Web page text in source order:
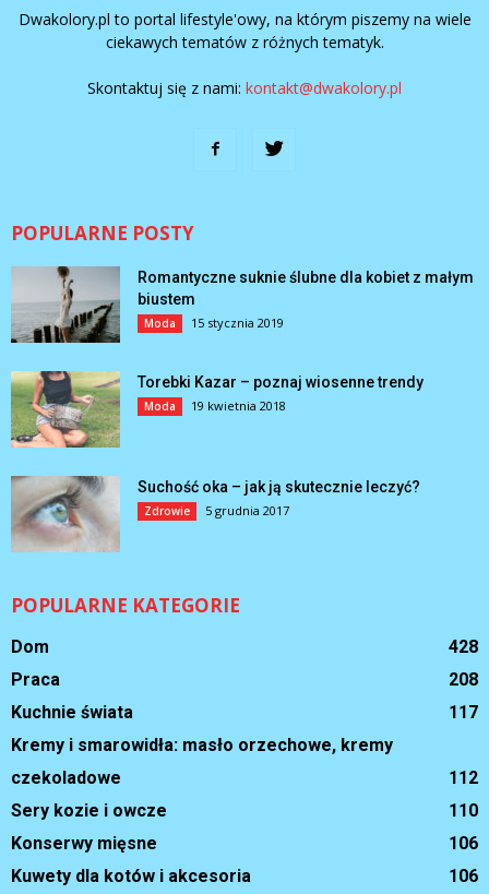
Dwakolory.pl to portal lifestyle'owy, na którym piszemy na wiele
ciekawych tematów z różnych tematyk.
Skontaktuj się z nami: kontakt@dwakolory.pl
POPULARNE POSTY
Romantyczne suknie ślubne dla kobiet z małym
biustem
Moda 15 stycznia 2019
Torebki Kazar – poznaj wiosenne trendy
Moda 19 kwietnia 2018
Suchość oka – jak ją skutecznie leczyć?
Zdrowie 5 grudnia 2017
POPULARNE KATEGORIE
Dom
428
Praca
208
Kuchnie świata
117
Kremy i smarowidła: masło orzechowe, kremy
czekoladowe
112
Sery kozie i owcze
110
Konserwy mięsne
106
Kuwety dla kotów i akcesoria
106